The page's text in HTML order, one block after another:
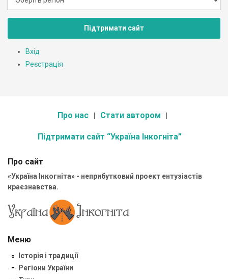
Підтримати сайт
Вхід
Реєстрація
Про нас Стати автором
Підтримати сайт “Україна Інкогніта”
Про сайт
«Україна Інкогніта» - неприбутковий проект ентузіастів
краєзнавства.
Меню
Історія і традиції
Регіони України